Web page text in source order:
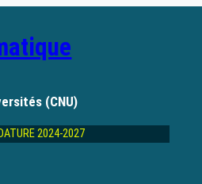
(CNU)
2024-2027